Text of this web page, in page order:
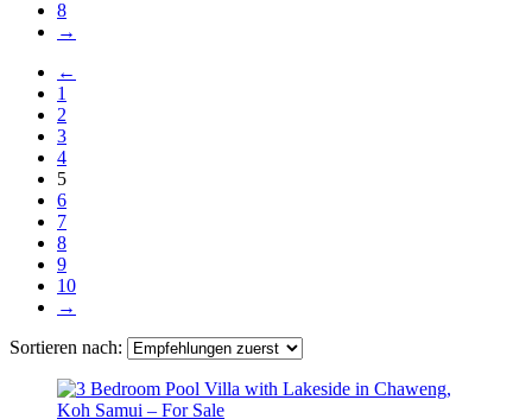
8
→
←
1
2
3
4
5
6
7
8
9
10
→
Sortieren nach: